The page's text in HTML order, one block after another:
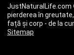
JustNaturalLife.com
pierderea în
față și corp - de la
Sitemap